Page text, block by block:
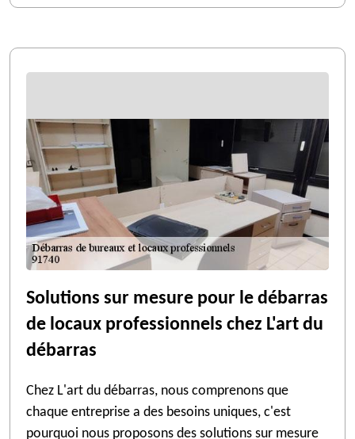
Solutions sur mesure pour le débarras
de locaux professionnels chez L'art du
débarras
Chez L'art du débarras, nous comprenons que
chaque entreprise a des besoins uniques, c'est
pourquoi nous proposons des solutions sur mesure